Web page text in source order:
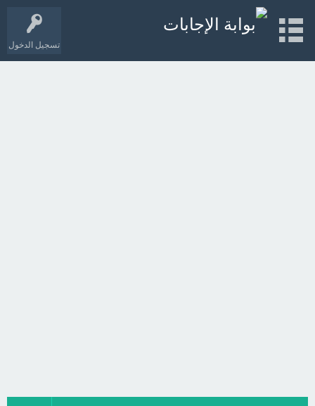
تسجيل الدخول